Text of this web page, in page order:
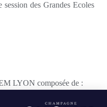
des Grandes Ecoles
LYON composée de :